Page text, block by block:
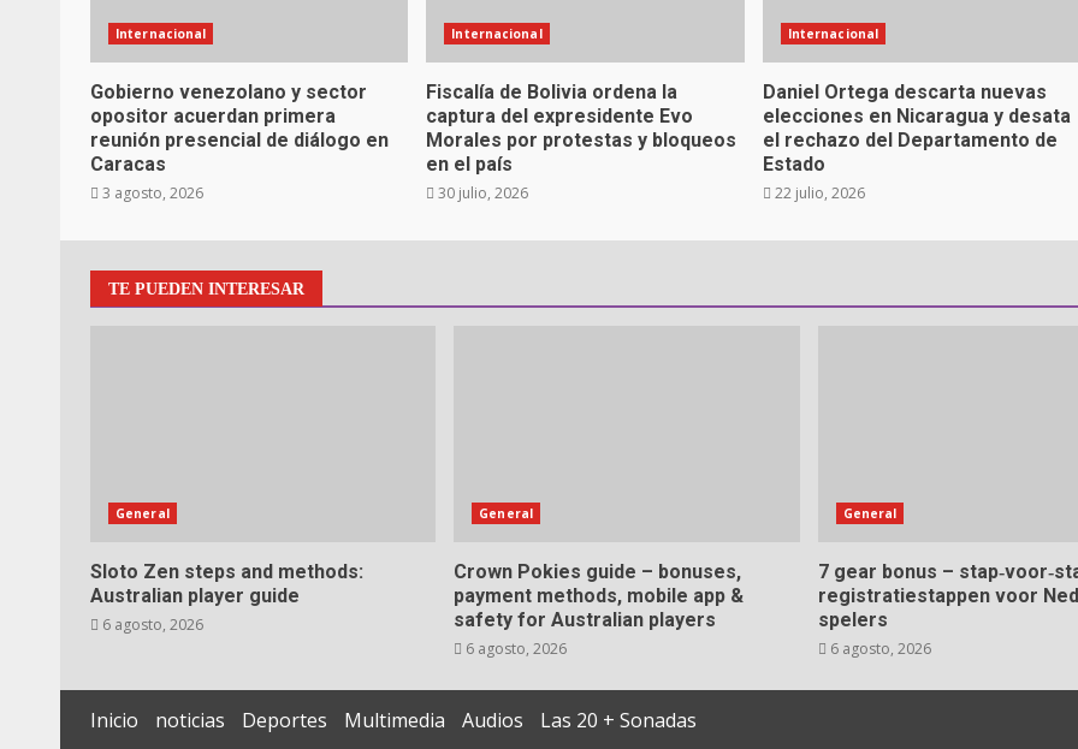
Internacional
Gobierno venezolano y sector
opositor acuerdan primera
reunión presencial de diálogo en
Caracas
3 agosto, 2026
Internacional
Fiscalía de Bolivia ordena la
captura del expresidente Evo
Morales por protestas y bloqueos
en el país
30 julio, 2026
Internacional
Daniel Ortega descarta nuevas
elecciones en Nicaragua y desata
el rechazo del Departamento de
Estado
22 julio, 2026
TE PUEDEN INTERESAR
General
Sloto Zen steps and methods:
Australian player guide
6 agosto, 2026
General
Crown Pokies guide – bonuses,
payment methods, mobile app &
safety for Australian players
6 agosto, 2026
General
7 gear bonus –
registratiestappen voor
spelers
6 agosto, 2026
Inicio noticias Deportes Multimedia Audios Las 20 + Sonadas